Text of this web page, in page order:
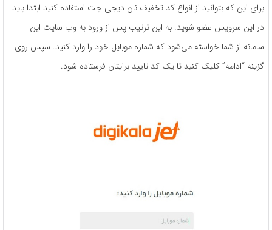
برای این که بتوانید از انواع کد تخفیف نان دیجی جت استفاده کنید ابتدا باید
در این سرویس عضو شوید. به‌ این‌ ترتیب پس از ورود به وب سایت این
سامانه از شما خواسته می‌شود که شماره موبایل خود را وارد کنید. سپس روی
گزینه “ادامه” کلیک کنید تا یک کد تایید برایتان فرستاده شود.